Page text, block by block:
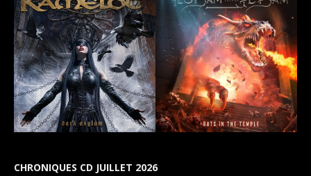
CHRONIQUES CD JUILLET 2026